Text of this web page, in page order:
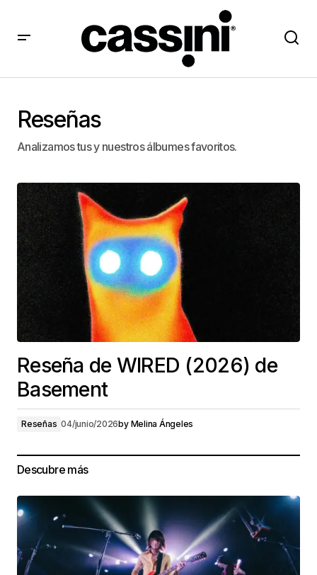
Reseñas
Analizamos tus y nuestros álbumes favoritos.
Reseña de WIRED (2026) de
Basement
Reseñas 04/junio/2026by Melina Ángeles
Descubre más